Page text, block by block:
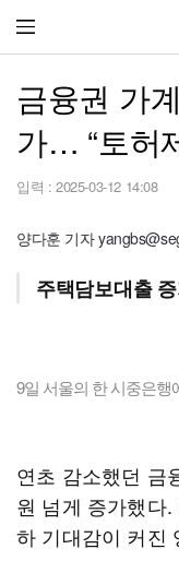
금융권 가
가… “토허
입력 : 2025-03-12 14:08
양다훈 기자
주택담보대출
9일 서울의 한 시중은
연초 감소했던 금
원 넘게 증가했다
하 기대감이 커진